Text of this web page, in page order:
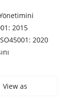
2015
2020
View as